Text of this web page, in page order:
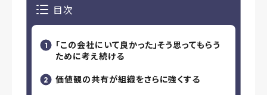
目次
「この会社にいて良かった」そう思ってもらう
ために考え続ける
価値観の共有が組織をさらに強くする